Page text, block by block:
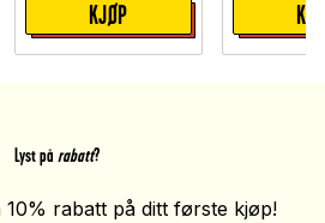
KJØP
Lyst på rabatt?
10% rabatt på ditt første kjøp!